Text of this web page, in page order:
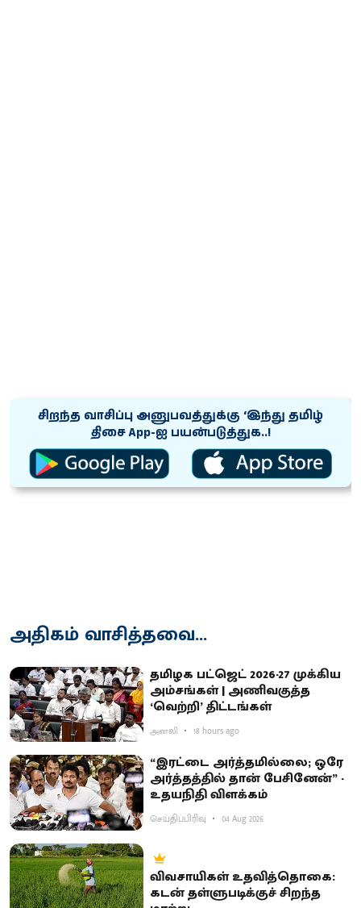
சிறந்த வாசிப்பு அனுபவத்துக்கு ‘இந்து தமிழ்
திசை App-ஐ பயன்படுத்துக..!
அதிகம் வாசித்தவை...
தமிழக பட்ஜெட் 2026-27 முக்கிய
அம்சங்கள் | அணிவகுத்த
‘வெற்றி’ திட்டங்கள்
அனலி 18 hours ago
“இரட்டை அர்த்தமில்லை; ஒரே
அர்த்தத்தில் தான் பேசினேன்” -
உதயநிதி விளக்கம்
செய்திப்பிரிவு 04 Aug 2026
விவசாயிகள் உதவித்தொகை:
கடன் தள்ளுபடிக்குச் சிறந்த